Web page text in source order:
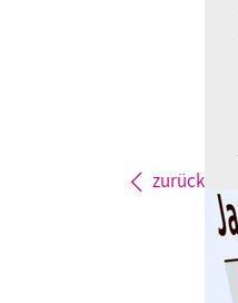
zurück